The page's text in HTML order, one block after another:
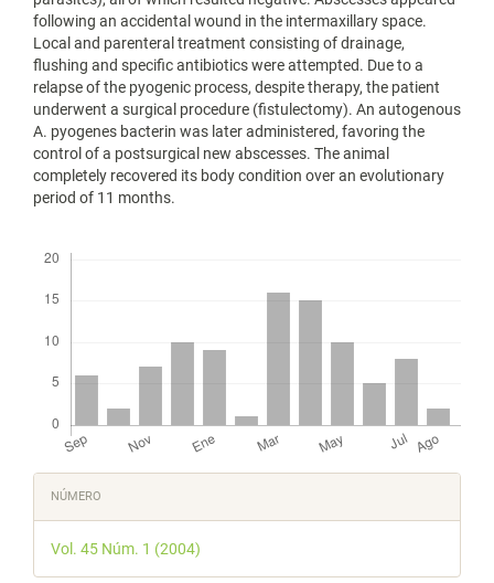
following an accidental wound in the intermaxillary space.
Local and parenteral treatment consisting of drainage,
flushing and specific antibiotics were attempted. Due to a
relapse of the pyogenic process, despite therapy, the patient
underwent a surgical procedure (fistulectomy). An autogenous
A. pyogenes bacterin was later administered, favoring the
control of a postsurgical new abscesses. The animal
completely recovered its body condition over an evolutionary
period of 11 months.
Detalles
del
artículo
NÚMERO
Vol. 45 Núm. 1 (2004)